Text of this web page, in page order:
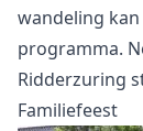
wandeling
programma.
Ridderzuring
Familiefeest